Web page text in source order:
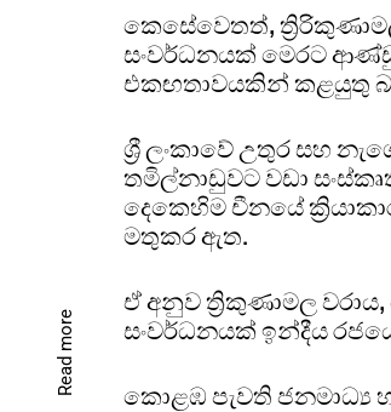
Read more
කෙසේවෙතත්,
සංවර්ධනයක් මෙරට
එකඟතාවයකින් කළයුතු
ශ්‍රී ලංකාවේ උතුර සහ
තමිල්නාඩුවට වඩා
දෙකෙහිම චීනයේ
මතුකර ඇත.
ඒ අනුව ත්‍රිකුණාමල
සංවර්ධනයක් ඉන්දීය
කොළඹ පැවති ජනමාධ්‍ය